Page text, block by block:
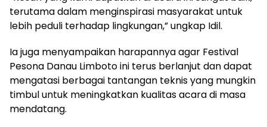
terutama dalam menginspirasi masyarakat untuk
lebih peduli terhadap lingkungan,” ungkap Idil.
Ia juga menyampaikan harapannya agar Festival
Pesona Danau Limboto ini terus berlanjut dan dapat
mengatasi berbagai tantangan teknis yang mungkin
timbul untuk meningkatkan kualitas acara di masa
mendatang.